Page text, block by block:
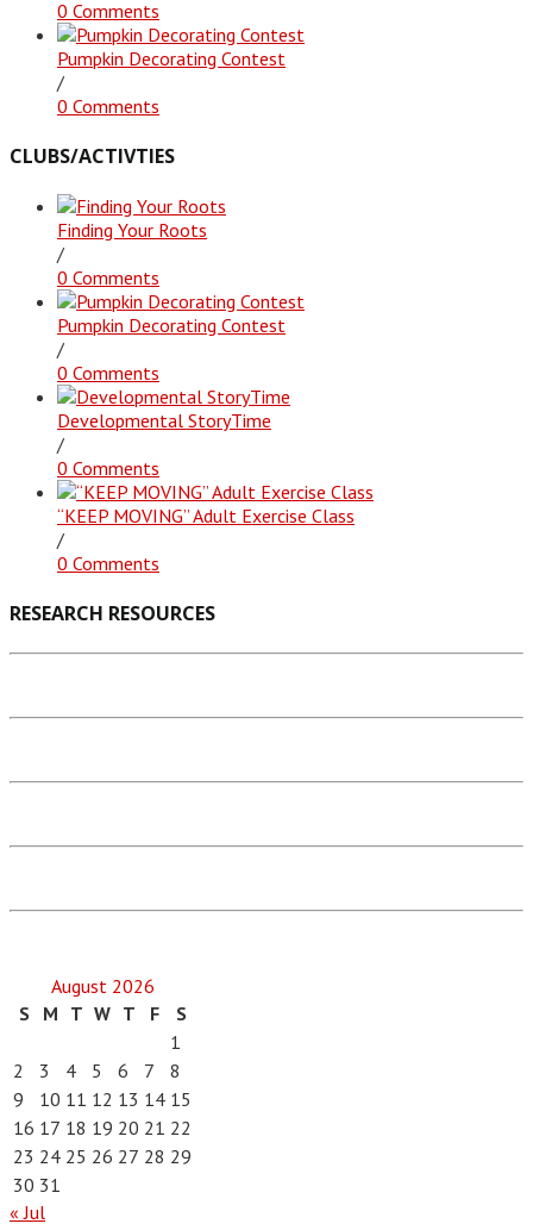
0 Comments
Pumpkin Decorating Contest
/
0 Comments
CLUBS/ACTIVTIES
Finding Your Roots
/
0 Comments
Pumpkin Decorating Contest
/
0 Comments
Developmental StoryTime
/
0 Comments
“KEEP MOVING” Adult Exercise Class
/
0 Comments
RESEARCH RESOURCES
August 2026
S
M T W T F
S
1
2
3 4 5 6 7
8
9
10 11 12 13 14 15
16 17 18 19 20 21 22
23 24 25 26 27 28 29
30 31
« Jul